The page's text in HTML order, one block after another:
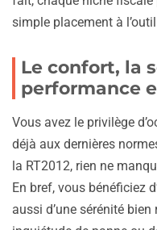
simple placement à
Le confort, la
performance
Vous avez le privilège
déjà aux dernières
la RT2012, rien ne
En bref, vous bénéficiez
aussi d’une sérénité